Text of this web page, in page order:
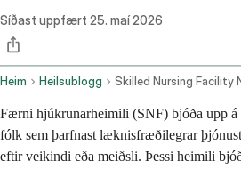
Síðast uppfært 25. maí 2026
Heim Heilsublogg
Færni hjúkrunarheimili (SNF) bjóða upp
fólk sem þarfnast læknisfræðilegrar
eftir veikindi eða meiðsli. Þessi heimili